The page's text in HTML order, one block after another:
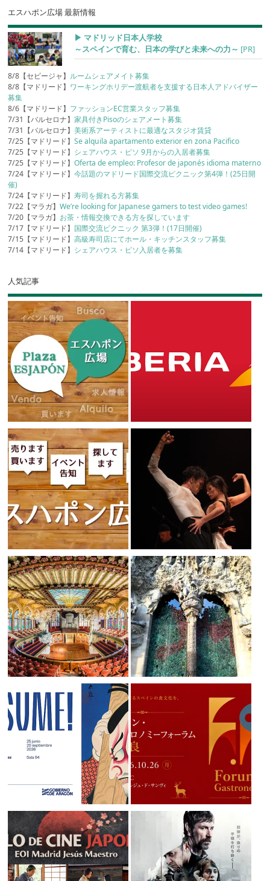
エスハポン広場 最新情報
▶︎ マドリッド日本人学校
～スペインで育む、日本の学びと未来への力～ [PR]
8/8【セビージャ】 ルームシェアメイト募集
8/8【マドリード】 ワーキングホリデー渡航者を支援する日本人アドバイザー
募集
8/6【マドリード】 ファッションEC営業スタッフ募集
7/31【バルセロナ】家具付きPisoのシェアメート募集
7/31【バルセロナ】美術系アーティストに最適なスタジオ賃貸
7/25【マドリード】Se alquila apartamento exterior en zona Pacifico
7/25【マドリード】 シェアハウス・ピソ 9月からの入居者募集
7/25【マドリード】Oferta de empleo: Profesor de japonés idioma materno
7/24【マドリード】今話題のマドリード国際交流ピクニック第4弾！(25日開
催)
7/24【マドリード】寿司を握れる方募集
7/22【マラガ】We’re looking for Japanese gamers to test video games!
7/20【マラガ】 お茶・情報交換できる方を探しています
7/17【マドリード】 国際交流ピクニック 第3弾！(17日開催)
7/15【マドリード】高級寿司店にてホール・キッチンスタッフ募集
7/14【マドリード】 シェアハウス・ピソ入居者を募集
人気記事